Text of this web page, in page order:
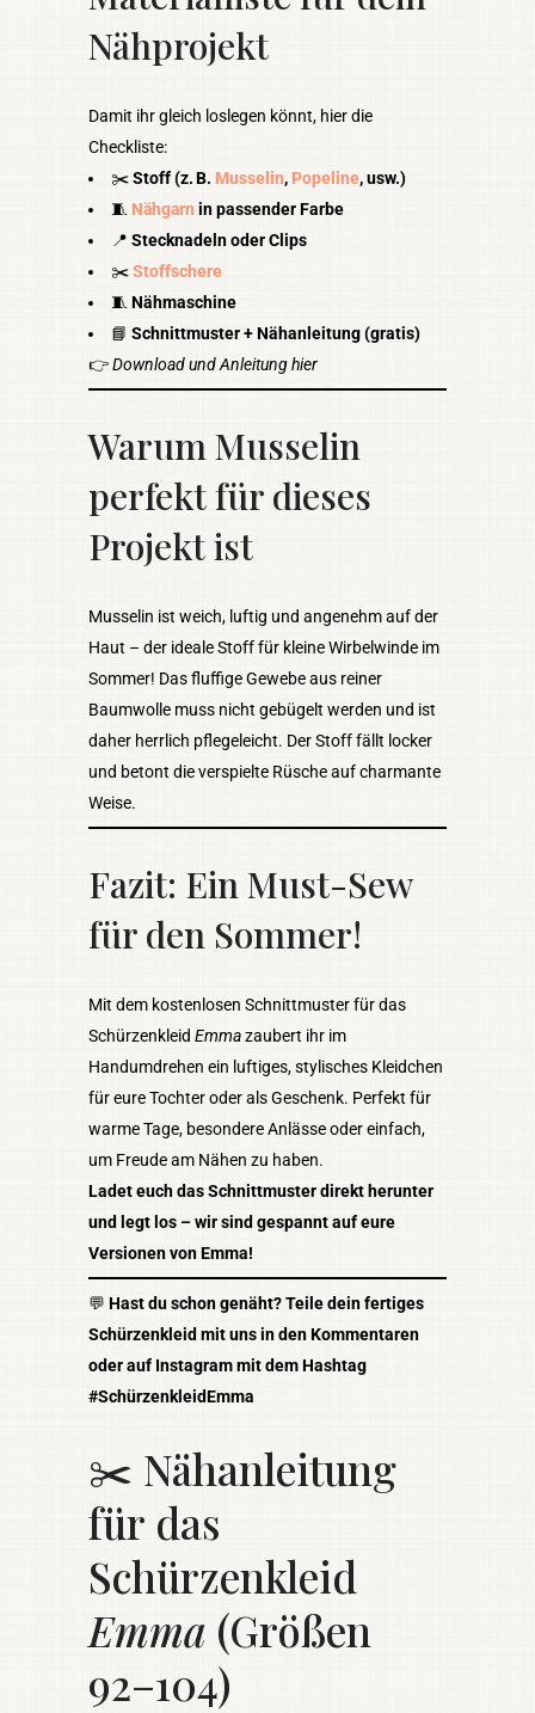
Nähprojekt
Damit ihr gleich loslegen könnt, hier die
Checkliste:
✂️Stoff (z. B. Musselin, Popeline, usw.)
🧵 Nähgarnin passender Farbe
📍 Stecknadeln oder Clips
✂️Stoffschere
🧵 Nähmaschine
📘 Schnittmuster + Nähanleitung (gratis)
👉Download und Anleitung hier
Warum Musselin
perfekt für dieses
Projekt ist
Musselin ist weich, luftig und angenehm auf der
Haut – der ideale Stoff für kleine Wirbelwinde im
Sommer! Das fluffige Gewebe aus reiner
Baumwolle muss nicht gebügelt werden und ist
daher herrlich pflegeleicht. Der Stoff fällt locker
und betont die verspielte Rüsche auf charmante
Weise.
Fazit: Ein Must-Sew
für den Sommer!
Mit dem kostenlosen Schnittmuster für das
Schürzenkleid Emmazaubert ihr im
Handumdrehen ein luftiges, stylisches Kleidchen
für eure Tochter oder als Geschenk. Perfekt für
warme Tage, besondere Anlässe oder einfach,
um Freude am Nähen zu haben.
Ladet euch das Schnittmuster direkt herunter
und legt los – wir sind gespannt auf eure
Versionen von Emma!
💬 Hast du schon genäht? Teile dein fertiges
Schürzenkleid mit uns in den Kommentaren
oder auf Instagram mit dem Hashtag
#SchürzenkleidEmma
✂️ Nähanleitung
für das
Schürzenkleid
Emma (Größen
92–104)